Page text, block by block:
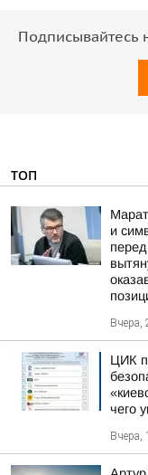
Подписывайтесь
ТОП
и
Вчера,
ЦИК
чего
Вчера,